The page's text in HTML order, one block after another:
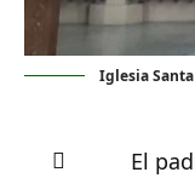
Iglesia
El